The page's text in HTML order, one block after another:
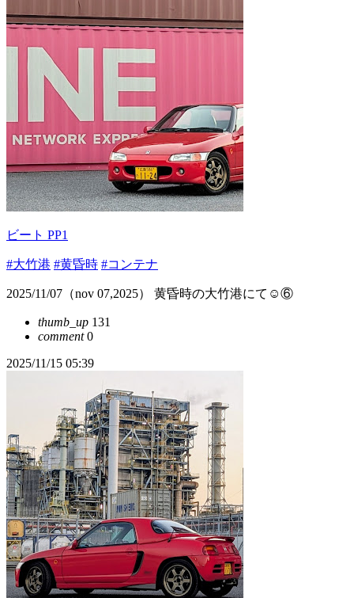
ビート PP1
#大竹港 #黄昏時 #コンテナ
2025/11/07（nov 07,2025） 黄昏時の大竹港にて☺️⑥
thumb_up 131
comment0
2025/11/15 05:39